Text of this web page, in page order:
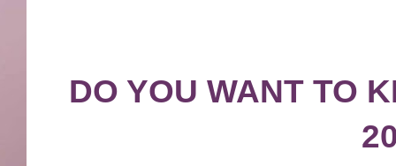
DO YOU WANT TO